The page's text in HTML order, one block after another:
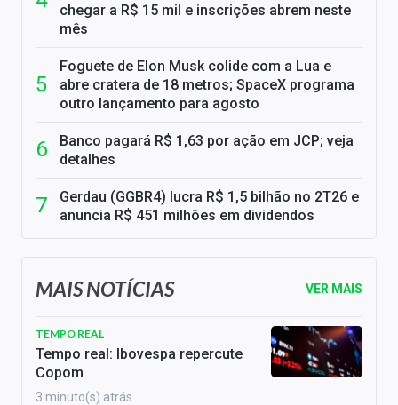
chegar a R$ 15 mil e inscrições abrem neste
mês
Foguete de Elon Musk colide com a Lua e
abre cratera de 18 metros; SpaceX programa
outro lançamento para agosto
Banco pagará R$ 1,63 por ação em JCP; veja
detalhes
Gerdau (GGBR4) lucra R$ 1,5 bilhão no 2T26 e
anuncia R$ 451 milhões em dividendos
MAIS NOTÍCIAS VER MAIS
TEMPO REAL
Tempo real: Ibovespa repercute
Copom
3 minuto(s) atrás